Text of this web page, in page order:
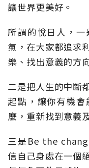
讓世界更美好。
所謂的悅日人，
氣，在大家都追求
樂、找出意義的方
二是把人生的中斷
起點，讓你有機
麼，重新找到意義
三是Be the
信自己身處在一個